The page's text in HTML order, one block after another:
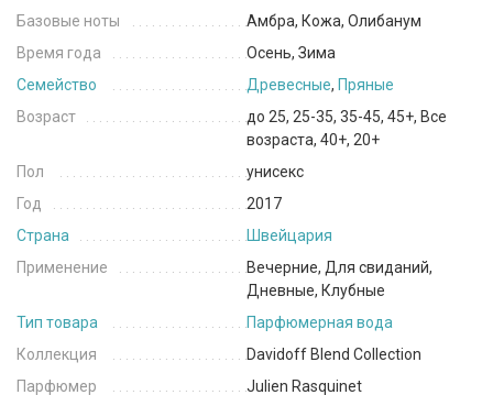
Базовые ноты
Амбра, Кожа, Олибанум
Время года
Осень, Зима
Семейство
Древесные, Пряные
Возраст
до 25, 25-35, 35-45, 45+, Все
возраста, 40+, 20+
Пол
унисекс
Год
2017
Страна
Швейцария
Применение
Вечерние, Для свиданий,
Дневные, Клубные
Тип товара
Парфюмерная вода
Коллекция
Davidoff Blend Collection
Парфюмер
Julien Rasquinet